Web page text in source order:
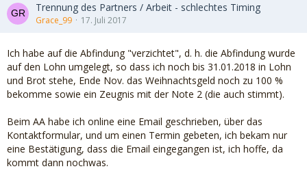
Trennung des Partners / Arbeit - schlechtes Timing
Grace_99 17. Juli 2017
Ich habe auf die Abfindung "verzichtet", d. h. die Abfindung wurde
auf den Lohn umgelegt, so dass ich noch bis 31.01.2018 in Lohn
und Brot stehe, Ende Nov. das Weihnachtsgeld noch zu 100 %
bekomme sowie ein Zeugnis mit der Note 2 (die auch stimmt).
Beim AA habe ich online eine Email geschrieben, über das
Kontaktformular, und um einen Termin gebeten, ich bekam nur
eine Bestätigung, dass die Email eingegangen ist, ich hoffe, da
kommt dann nochwas.